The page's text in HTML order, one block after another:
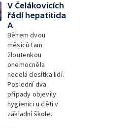
V Čelákovicích
řádí hepatitida
A
Během dvou
měsíců tam
žloutenkou
onemocněla
necelá desítka lidí.
Poslední dva
případy objevily
hygienici u dětí v
základní škole.